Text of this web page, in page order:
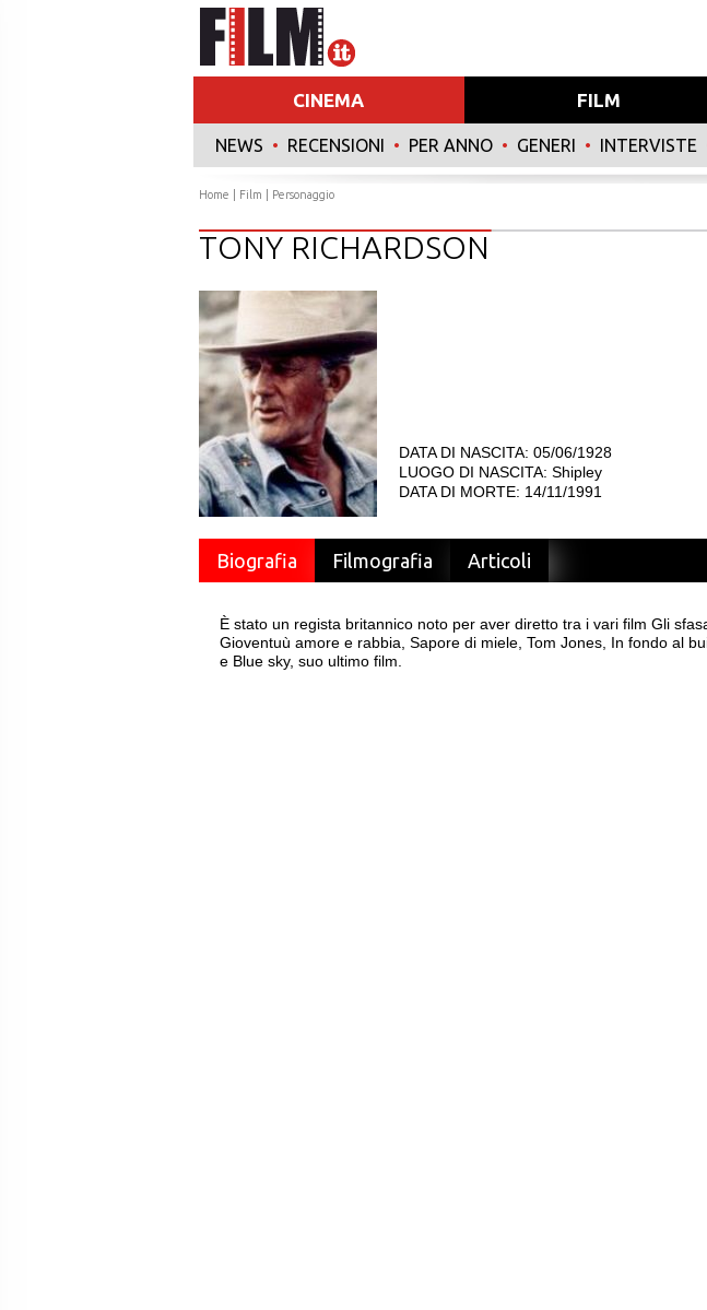
CINEMA FILM
NEWS • RECENSIONI • PER ANNO • GENERI • INTERVISTE
Home Film | Personaggio
TONY RICHARDSON
DATA DI NASCITA: 05/06/1928
LUOGO DI NASCITA: Shipley
DATA DI MORTE: 14/11/1991
Biografia Filmografia Articoli
È stato un regista britannico noto per aver diretto tra i vari film Gli
Gioventuù amore e rabbia, Sapore di miele, Tom Jones, In fondo al
e Blue sky, suo ultimo film.